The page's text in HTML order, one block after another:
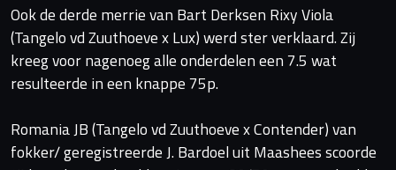
Ook de derde merrie van Bart Derksen Rixy Viola
(Tangelo vd Zuuthoeve x Lux) werd ster verklaard. Zij
kreeg voor nagenoeg alle onderdelen een 7.5 wat
resulteerde in een knappe 75p.
Romania JB (Tangelo vd Zuuthoeve x Contender) van
fokker/ geregistreerde J. Bardoel uit Maashees scoorde